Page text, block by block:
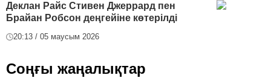
Деклан Райс Стивен Джеррард пен
Брайан Робсон деңгейіне көтерілді
20:13 / 05 маусым 2026
Соңғы жаңалықтар